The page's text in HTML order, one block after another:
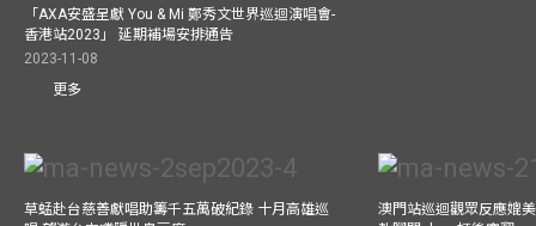
「AXA安盛呈獻 You & Mi 鄭秀文世界巡迴演唱會-
香港站2023」 延期補場安排通告
2023-11-08
更多
草蜢赴台慈善獻唱助籌千五萬破紀錄 十月高雄巡
澳門站巡迴觀眾反應媲